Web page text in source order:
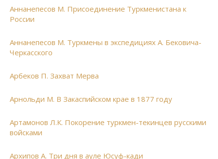
Аннанепесов М. Присоединение Туркменистана к
России
Аннанепесов М. Туркмены в экспедициях А. Бековича-
Черкасского
Арбеков П. Захват Мерва
Арнольди М. В Закаспийском крае в 1877 году
Артамонов Л.К. Покорение туркмен-текинцев русскими
войсками
Архипов А. Три дня в ауле Юсуф-кади